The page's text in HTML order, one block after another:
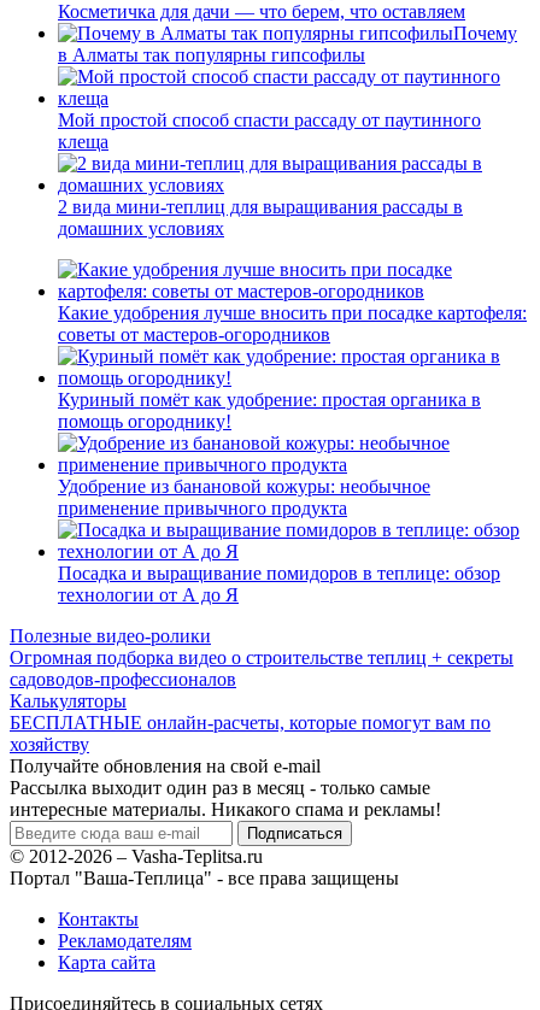
Косметичка для дачи — что берем, что оставляем
Почему
в Алматы так популярны гипсофилы
Мой простой способ спасти рассаду от паутинного
клеща
2 вида мини-теплиц для выращивания рассады в
домашних условиях
Какие удобрения лучше вносить при посадке картофеля:
советы от мастеров-огородников
Куриный помёт как удобрение: простая органика в
помощь огороднику!
Удобрение из банановой кожуры: необычное
применение привычного продукта
Посадка и выращивание помидоров в теплице: обзор
технологии от А до Я
Полезные видео-ролики
Огромная подборка видео о строительстве теплиц + секреты
садоводов-профессионалов
Калькуляторы
БЕСПЛАТНЫЕ онлайн-расчеты, которые помогут вам по
хозяйству
Получайте обновления на свой e-mail
Рассылка выходит один раз в месяц - только самые
интересные материалы. Никакого спама и рекламы!
© 2012-2026 – Vasha-Teplitsa.ru
Портал "Ваша-Теплица" - все права защищены
Контакты
Рекламодателям
Карта сайта
Присоединяйтесь в социальных сетях